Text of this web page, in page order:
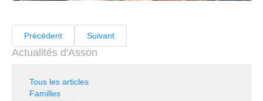
Précédent Suivant
Actualités d'Asson
Tous les articles
Familles